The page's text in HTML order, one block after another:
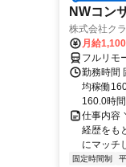
NWコン
株式会社ク
月給
フルリモ
勤務時間
均稼働
160.0時間
仕事内容
経歴をも
にマッチ
固定時間制